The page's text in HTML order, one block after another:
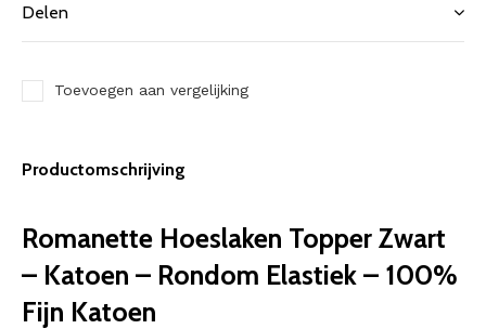
Delen
Toevoegen aan vergelijking
Productomschrijving
Romanette Hoeslaken Topper Zwart
– Katoen – Rondom Elastiek – 100%
Fijn Katoen